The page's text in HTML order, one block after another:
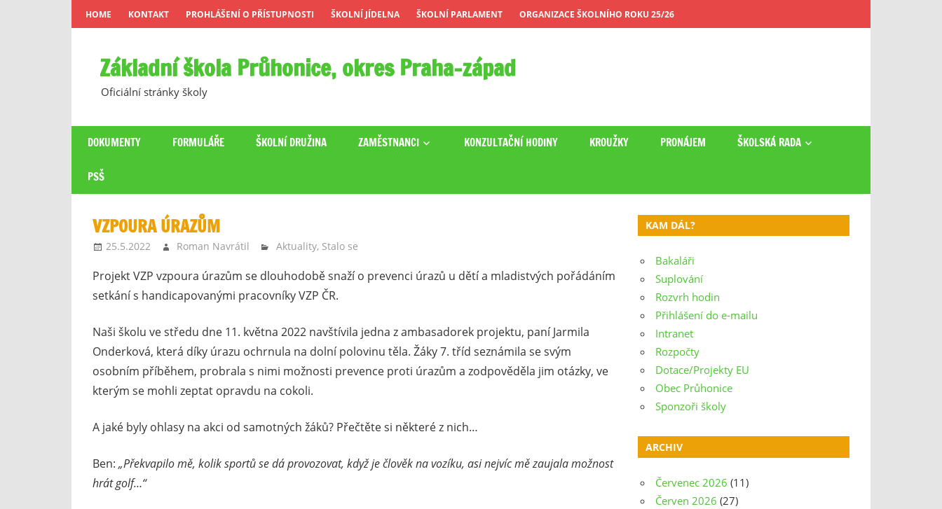
Skip
to
HOME KONTAKT PROHLÁŠENÍ O PŘÍSTUPNOSTI ŠKOLNÍ JÍDELNA ŠKOLNÍ PARLAMENT ORGANIZACE ŠKOLNÍHO ROKU 25/26
Základní škola Průhonice, okres Praha-západ
Oficiální stránky školy
DOKUMENTY FORMULÁŘE ŠKOLNÍ DRUŽINA ZAMĚSTNANCI KONZULTAČNÍ HODINY KROUŽKY PRONÁJEM ŠKOLSKÁ RADA
PSŠ
VZPOURA ÚRAZŮM
25.5.2022 Roman Navrátil Aktuality, Stalo se
Projekt VZP vzpoura úrazům se dlouhodobě snaží o prevenci úrazů u dětí a mladistvých pořádáním
setkání s handicapovanými pracovníky VZP ČR.
Naši školu ve středu dne 11. května 2022 navštívila jedna z ambasadorek projektu, paní Jarmila
Onderková, která díky úrazu ochrnula na dolní polovinu těla. Žáky 7. tříd seznámila se svým
osobním příběhem, probrala s nimi možnosti prevence proti úrazům a zodpověděla jim otázky, ve
kterým se mohli zeptat opravdu na cokoli.
A jaké byly ohlasy na akci od samotných žáků? Přečtěte si některé z nich…
Ben: „Překvapilo mě, kolik sportů se dá provozovat, když je člověk na vozíku, asi nejvíc mě zaujala možnost
hrát golf…“
KAM DÁL?
Bakaláři
Suplování
Rozvrh hodin
Přihlášení do e-mailu
Intranet
Rozpočty
Dotace/Projekty EU
Obec Průhonice
Sponzoři školy
ARCHIV
Červenec 2026 (11)
Červen 2026 (27)